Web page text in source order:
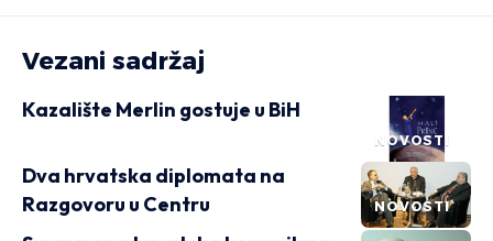
Vezani sadržaj
NOVOSTI
Kazalište Merlin gostuje u BiH
NOVOSTI
Dva hrvatska diplomata na
Razgovoru u Centru